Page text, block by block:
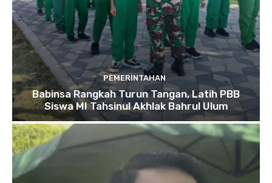
PEMERINTAHAN
Babinsa Rangkah Turun Tangan, Latih PBB
Siswa MI Tahsinul Akhlak Bahrul Ulum